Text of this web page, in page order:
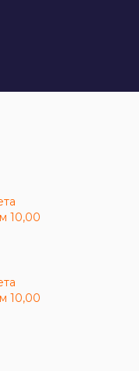
10,00
10,00